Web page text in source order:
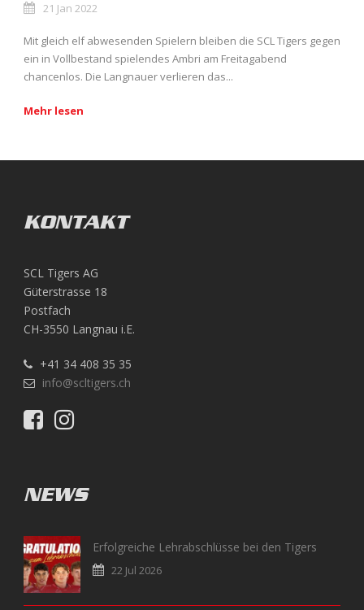
21 Jan 2022
Mit gleich elf abwesenden Spielern bleiben die SCL Tigers gegen
ein in Vollbestand spielendes Ambri am Freitagabend
chancenlos. Die Langnauer verlieren das...
Mehr lesen
KONTAKT
SCL Tigers AG
Güterstrasse 18
Postfach
CH-3550 Langnau i.E.
+41 34 408 35 35
info@scltigers.ch
NEWS
Erfolgreiche Lehrabschlüsse bei den Tigers
22 Jul 2026